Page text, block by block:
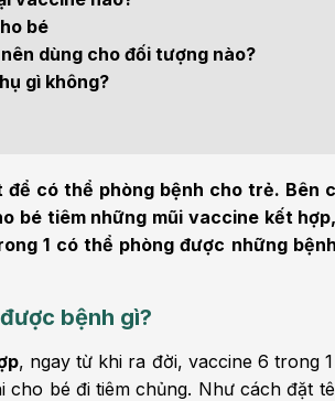
Ung bướu
Thận - Tiết niệu
chức năng
Chấn thương chỉnh hình
thần
Nam
bé
dùng cho đối tượng nào?
gì không?
để có thể phòng bệnh cho trẻ. Bên
bé tiêm những mũi vaccine kết
1 có thể phòng được những
bệnh gì?
, ngay từ khi ra đời, vaccine 6 trong
bé đi tiêm chủng. Như cách đặt